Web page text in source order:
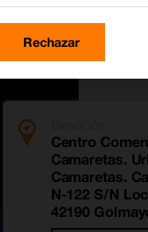
Centro
Camaretas.
Camaretas.
N-122 S/N
42190
Rechazar